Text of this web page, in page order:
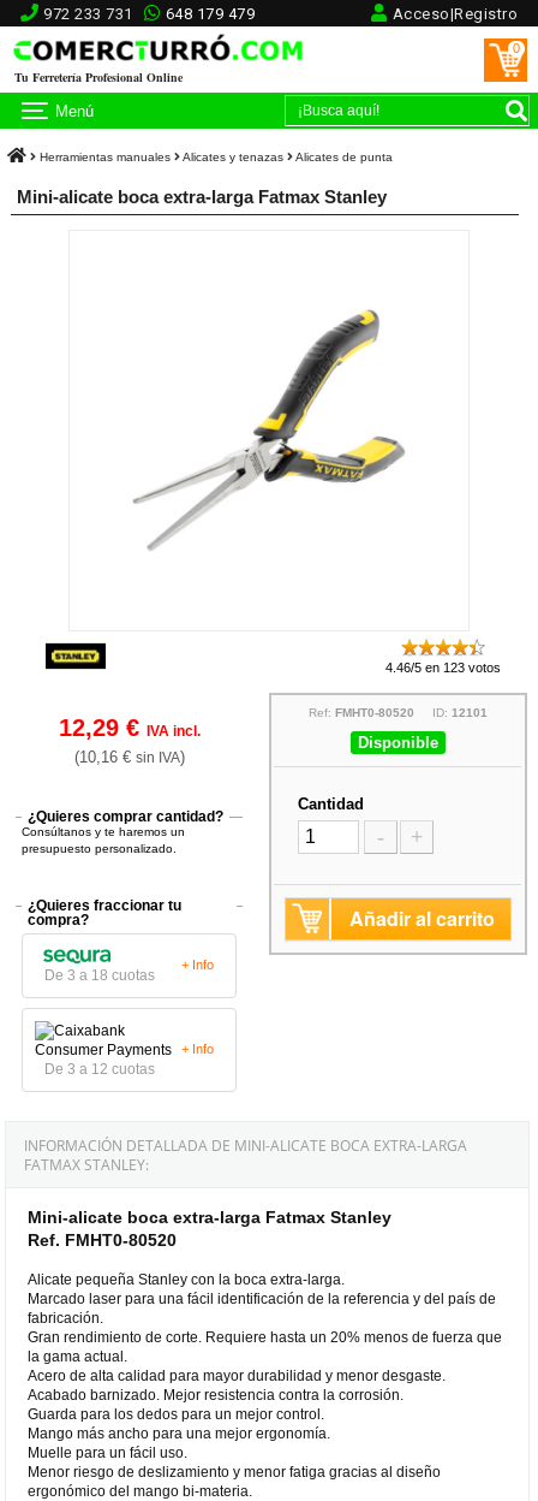
972 233 731 648 179 479 Acceso|Registro
Tu Ferretería Profesional Online
0
Menú
Herramientas manuales Alicates y tenazas Alicates de punta
Mini-alicate boca extra-larga Fatmax Stanley
4.46/5 en 123 votos
12,29 € IVA incl.
(10,16 € sin IVA)
¿Quieres comprar cantidad?
Consúltanos y te haremos un
presupuesto personalizado.
¿Quieres fraccionar tu
compra?
De 3 a 18 cuotas
+ Info
De 3 a 12 cuotas
+ Info
Ref: FMHT0-80520 ID: 12101
Disponible
Cantidad
- +
Añadir al carrito
INFORMACIÓN DETALLADA DE MINI-ALICATE BOCA EXTRA-LARGA
FATMAX STANLEY:
Mini-alicate boca extra-larga Fatmax Stanley
Ref. FMHT0-80520
Alicate pequeña Stanley con la boca extra-larga.
Marcado laser para una fácil identificación de la referencia y del país de
fabricación.
Gran rendimiento de corte. Requiere hasta un 20% menos de fuerza que
la gama actual.
Acero de alta calidad para mayor durabilidad y menor desgaste.
Acabado barnizado. Mejor resistencia contra la corrosión.
Guarda para los dedos para un mejor control.
Mango más ancho para una mejor ergonomía.
Muelle para un fácil uso.
Menor riesgo de deslizamiento y menor fatiga gracias al diseño
ergonómico del mango bi-materia.